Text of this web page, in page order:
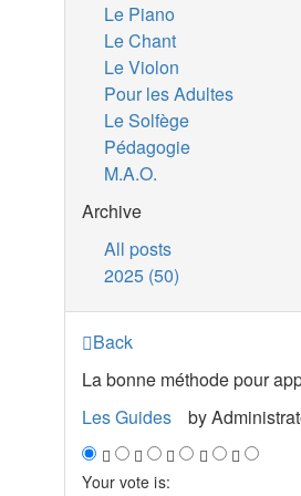
Le Piano
Le Chant
Le Violon
Pour les Adultes
Le Solfège
Pédagogie
M.A.O.
Archive
All posts
2025 (50)
Back
La bonne méthode pour
Les Guides
by
Your vote is: